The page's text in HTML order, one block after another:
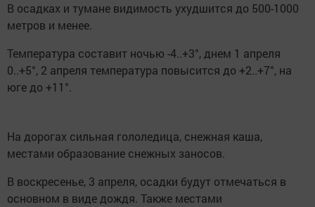
В осадках и тумане видимость ухудшится до 500-1000
метров и менее.
Температура составит ночью -4..+3°, днем 1 апреля
0..+5°, 2 апреля температура повысится до +2..+7°, на
юге до +11°.
На дорогах сильная гололедица, снежная каша,
местами образование снежных заносов.
В воскресенье, 3 апреля, осадки будут отмечаться в
основном в виде дождя. Также местами